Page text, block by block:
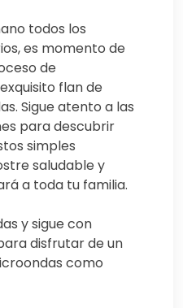
todos los
es momento de
de
flan de
Sigue atento a las
para descubrir
simples
saludable y
a toda tu familia.
y sigue con
disfrutar de un
como